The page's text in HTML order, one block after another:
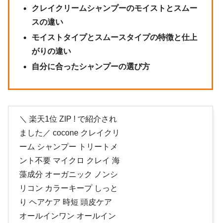
クレイクリームシャンプーのモイストとスムー
スの違い
モイストタイプとスムースタイプの特徴と仕上
がりの違い
自分に合ったシャンプーの選び方
＼ 楽天1位 ZIP ! で紹介され
ました／ cocone クレイクリ
ーム シャンプー トリートメ
ント不要 マイクロ クレイ 海
藻成分 オーガニック ノンシ
リコン カラーキープ しっと
り ヘアケア 時短 頭皮ケア
オールインワン オールイン